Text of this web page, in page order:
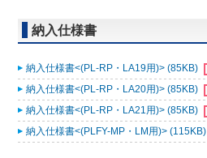
納入仕様書
納入仕様書<(PL-RP・LA19用)> (85KB)
納入仕様書<(PL-RP・LA20用)> (85KB)
納入仕様書<(PL-RP・LA21用)> (85KB)
納入仕様書<(PLFY-MP・LM用)> (115KB)